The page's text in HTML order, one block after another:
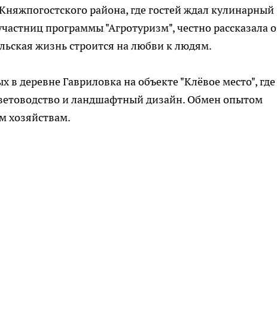
района, где гостей ждал кулинарный
программы "Агротуризм", честно рассказала о
жизнь строится на любви к людям.
деревне Гавриловка на объекте "Клёвое место", где
и ландшафтный дизайн. Обмен опытом
хозяйствам.